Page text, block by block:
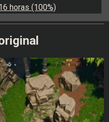
horas (100%)